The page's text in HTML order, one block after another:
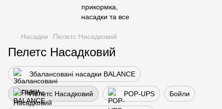
Насадки Пелетс Насадковий
Пелетс Насадковий
Збалансовані насадки BALANCE
Пелетс Насадковий POP-UPS Бойли